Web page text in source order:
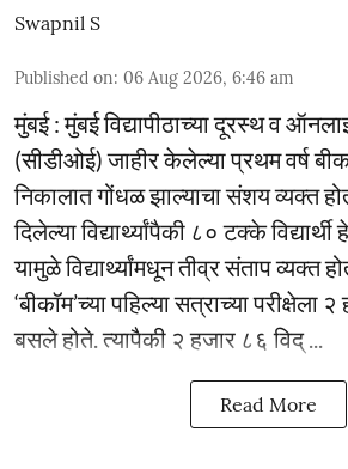
Swapnil S
Published on: 06 Aug 2026, 6:46 am
मुंबई : मुंबई विद्यापीठाच्या दूरस्थ व
(सीडीओई) जाहीर केलेल्या प्रथम वर्ष
निकालात गोंधळ झाल्याचा संशय व्यक्त
दिलेल्या विद्यार्थ्यांपैकी ८० टक्के
यामुळे विद्यार्थ्यांमधून तीव्र संताप व्यक्त
‘बीकॉम’च्या पहिल्या सत्राच्या परीक्षेला २
बसले होते. त्यापैकी २ हजार ८६ विद् ...
Read More